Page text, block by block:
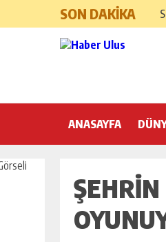
SON DAKİKA
ANASAYFA